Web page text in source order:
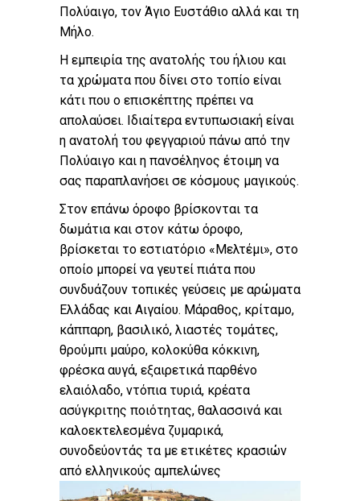
Πολύαιγο, τον Άγιο Ευστάθιο αλλά και τη
Μήλο.
Η εμπειρία της ανατολής του ήλιου και
τα χρώματα που δίνει στο τοπίο είναι
κάτι που ο επισκέπτης πρέπει να
απολαύσει. Ιδιαίτερα εντυπωσιακή είναι
η ανατολή του φεγγαριού πάνω από την
Πολύαιγο και η πανσέληνος έτοιμη να
σας παραπλανήσει σε κόσμους μαγικούς.
Στον επάνω όροφο βρίσκονται τα
δωμάτια και στον κάτω όροφο,
βρίσκεται το εστιατόριο «Μελτέμι», στο
οποίο μπορεί να γευτεί πιάτα που
συνδυάζουν τοπικές γεύσεις με αρώματα
Ελλάδας και Αιγαίου. Μάραθος, κρίταμο,
κάππαρη, βασιλικό, λιαστές τομάτες,
θρούμπι μαύρο, κολοκύθα κόκκινη,
φρέσκα αυγά, εξαιρετικά παρθένο
ελαιόλαδο, ντόπια τυριά, κρέατα
ασύγκριτης ποιότητας, θαλασσινά και
καλοεκτελεσμένα ζυμαρικά,
συνοδεύοντάς τα με ετικέτες κρασιών
από ελληνικούς αμπελώνες